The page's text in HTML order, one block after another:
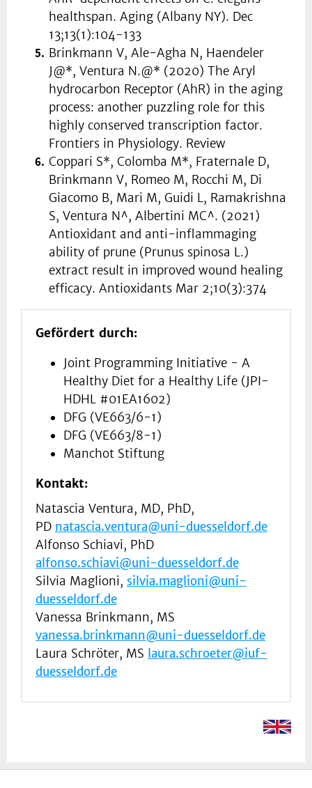
healthspan. Aging (Albany NY). Dec
13;13(1):104-133
Brinkmann V, Ale-Agha N, Haendeler
J@*, Ventura N.@* (2020) The Aryl
hydrocarbon Receptor (AhR) in the aging
process: another puzzling role for this
highly conserved transcription factor.
Frontiers in Physiology. Review
Coppari S*, Colomba M*, Fraternale D,
Brinkmann V, Romeo M, Rocchi M, Di
Giacomo B, Mari M, Guidi L, Ramakrishna
S, Ventura N^, Albertini MC^. (2021)
Antioxidant and anti-inflammaging
ability of prune (Prunus spinosa L.)
extract result in improved wound healing
efficacy. Antioxidants Mar 2;10(3):374
Gefördert durch:
Joint Programming Initiative - A
Healthy Diet for a Healthy Life (JPI-
HDHL #01EA1602)
DFG (VE663/6-1)
DFG (VE663/8-1)
Manchot Stiftung
Kontakt:
Natascia Ventura, MD, PhD,
PD natascia.ventura@uni-duesseldorf.de
Alfonso Schiavi, PhD
alfonso.schiavi@uni-duesseldorf.de
Silvia Maglioni, silvia.maglioni@uni-
duesseldorf.de
Vanessa Brinkmann, MS
vanessa.brinkmann@uni-duesseldorf.de
Laura Schröter, MS laura.schroeter@iuf-
duesseldorf.de